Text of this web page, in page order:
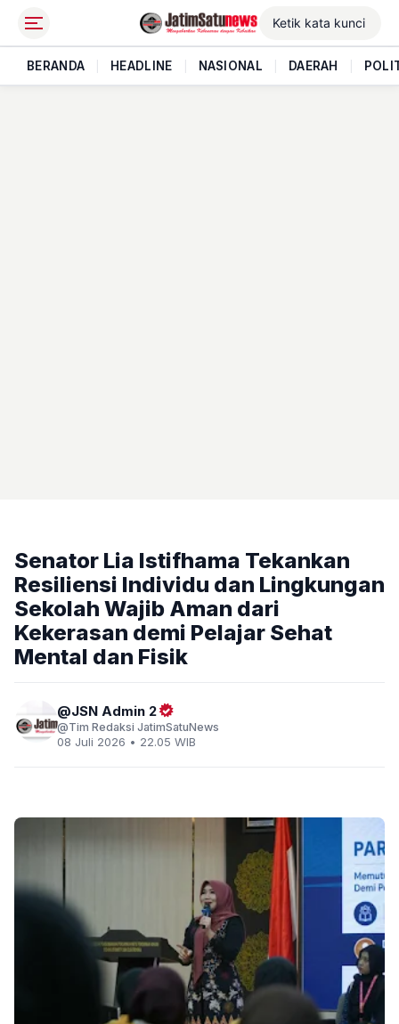
BERANDA HEADLINE NASIONAL DAERAH
Senator Lia Istifhama Tekankan
Resiliensi Individu dan Lingkungan
Sekolah Wajib Aman dari
Kekerasan demi Pelajar Sehat
Mental dan Fisik
JSN Admin 2
Tim Redaksi JatimSatuNews
08 Juli 2026 • 22.05 WIB